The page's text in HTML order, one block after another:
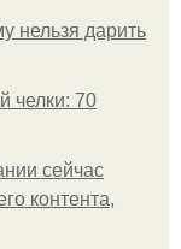
нельзя дарить
челки: 70
сейчас
контента,